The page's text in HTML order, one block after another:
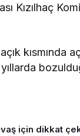
Kızılhaç
kısmında
için dikkat